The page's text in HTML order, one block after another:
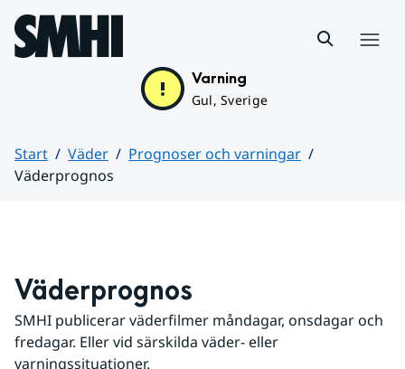
Hoppa till sidans innehåll
Varning
Gul, Sverige
Start Väder
Prognoser och varningar
Väderprognos
Väderprognos
SMHI publicerar väderfilmer måndagar, onsdagar och
fredagar. Eller vid särskilda väder- eller
varningssituationer.